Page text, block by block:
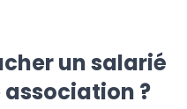
un salarié
?